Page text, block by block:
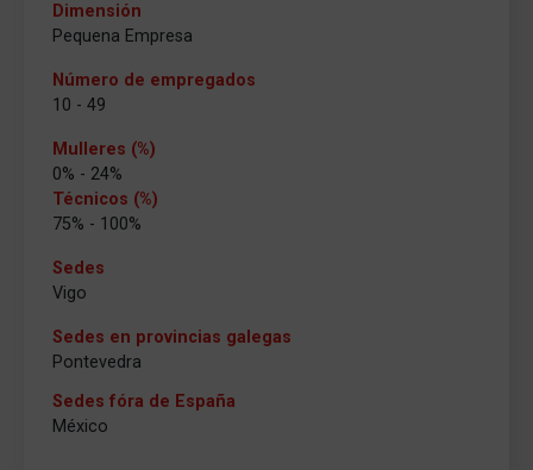
Dimensión
Pequena Empresa
Número de empregados
10 - 49
Mulleres (%)
0% - 24%
Técnicos (%)
75% - 100%
Sedes
Vigo
Sedes en provincias galegas
Pontevedra
Sedes fóra de España
México